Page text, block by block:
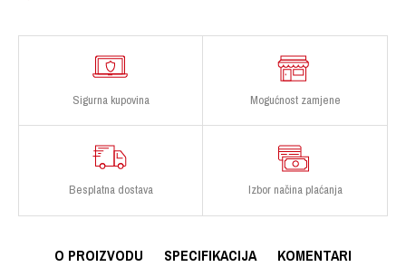
Sigurna kupovina Mogućnost zamjene
Besplatna dostava Izbor načina plaćanja
O PROIZVODU SPECIFIKACIJA
KOMENTARI